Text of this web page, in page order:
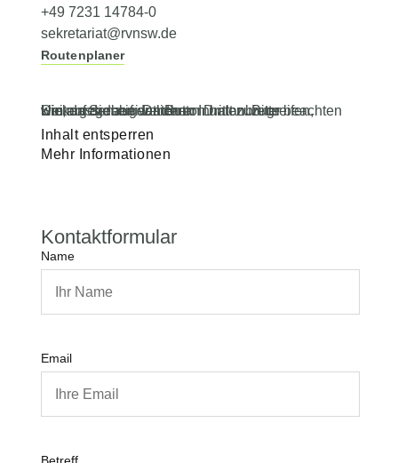
Um auf den eigentlichen Inhalt zuzugreifen, klicken Sie auf den Button unten. Bitte beachten Sie, dass dabei Daten an Drittanbieter weitergegeben werden.
Inhalt entsperren
Mehr Informationen
+49 7231 14784-0
sekretariat@rvnsw.de
Routenplaner
Kontaktformular
Name
Email